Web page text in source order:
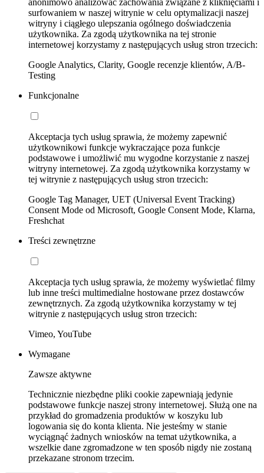
surfowaniem w naszej witrynie w celu optymalizacji naszej
witryny i ciągłego ulepszania ogólnego doświadczenia
użytkownika. Za zgodą użytkownika na tej stronie
internetowej korzystamy z następujących usług stron trzecich:
Google Analytics, Clarity, Google recenzje klientów, A/B-
Testing
Funkcjonalne
Akceptacja tych usług sprawia, że możemy zapewnić
użytkownikowi funkcje wykraczające poza funkcje
podstawowe i umożliwić mu wygodne korzystanie z naszej
witryny internetowej. Za zgodą użytkownika korzystamy w
tej witrynie z następujących usług stron trzecich:
Google Tag Manager, UET (Universal Event Tracking)
Consent Mode od Microsoft, Google Consent Mode, Klarna,
Freshchat
Treści zewnętrzne
Akceptacja tych usług sprawia, że możemy wyświetlać filmy
lub inne treści multimedialne hostowane przez dostawców
zewnętrznych. Za zgodą użytkownika korzystamy w tej
witrynie z następujących usług stron trzecich:
Vimeo, YouTube
Wymagane
Zawsze aktywne
Technicznie niezbędne pliki cookie zapewniają jedynie
podstawowe funkcje naszej strony internetowej. Służą one na
przykład do gromadzenia produktów w koszyku lub
logowania się do konta klienta. Nie jesteśmy w stanie
wyciągnąć żadnych wniosków na temat użytkownika, a
wszelkie dane zgromadzone w ten sposób nigdy nie zostaną
przekazane stronom trzecim.